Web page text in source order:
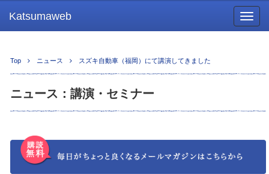
Katsumaweb
Top ニュース スズキ自動車（福岡）にて講演してきました
ニュース：講演・セミナー